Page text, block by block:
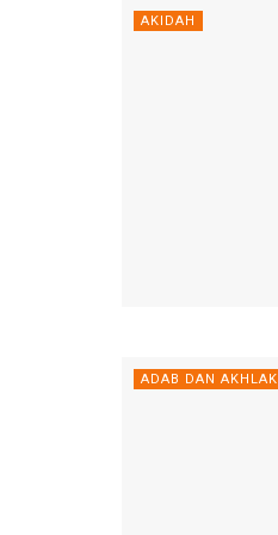
AKIDAH
ADAB DAN AKHLAK